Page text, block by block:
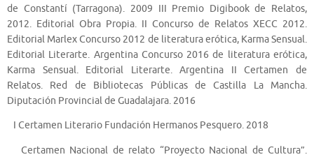
de Constantí (Tarragona). 2009 III Premio Digibook de Relatos,
2012. Editorial Obra Propia. II Concurso de Relatos XECC 2012.
Editorial Marlex Concurso 2012 de literatura erótica, Karma Sensual.
Editorial Literarte. Argentina Concurso 2016 de literatura erótica,
Karma Sensual. Editorial Literarte. Argentina II Certamen de
Relatos. Red de Bibliotecas Públicas de Castilla La Mancha.
Diputación Provincial de Guadalajara. 2016
I Certamen Literario Fundación Hermanos Pesquero. 2018
Certamen Nacional de relato “Proyecto Nacional de Cultura”.